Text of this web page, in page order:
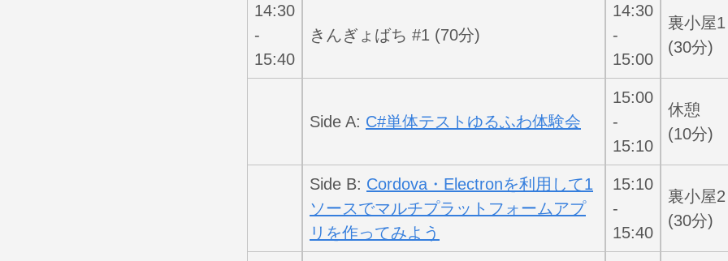
14:30
-
15:40
きんぎょばち #1 (70分)
14:30
-
15:00
裏小屋1
(30分)
Side A: C#単体テストゆるふわ体験会
15:00
-
15:10
休憩
(10分)
Side B: Cordova・Electronを利用して1
ソースでマルチプラットフォームアプ
リを作ってみよう
15:10
-
15:40
裏小屋2
(30分)